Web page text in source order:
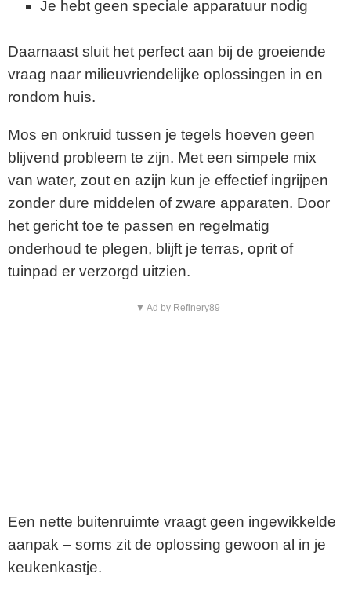
Je hebt geen speciale apparatuur nodig
Daarnaast sluit het perfect aan bij de groeiende
vraag naar milieuvriendelijke oplossingen in en
rondom huis.
Mos en onkruid tussen je tegels hoeven geen
blijvend probleem te zijn. Met een simpele mix
van water, zout en azijn kun je effectief ingrijpen
zonder dure middelen of zware apparaten. Door
het gericht toe te passen en regelmatig
onderhoud te plegen, blijft je terras, oprit of
tuinpad er verzorgd uitzien.
▼ Ad by Refinery89
Een nette buitenruimte vraagt geen ingewikkelde
aanpak – soms zit de oplossing gewoon al in je
keukenkastje.